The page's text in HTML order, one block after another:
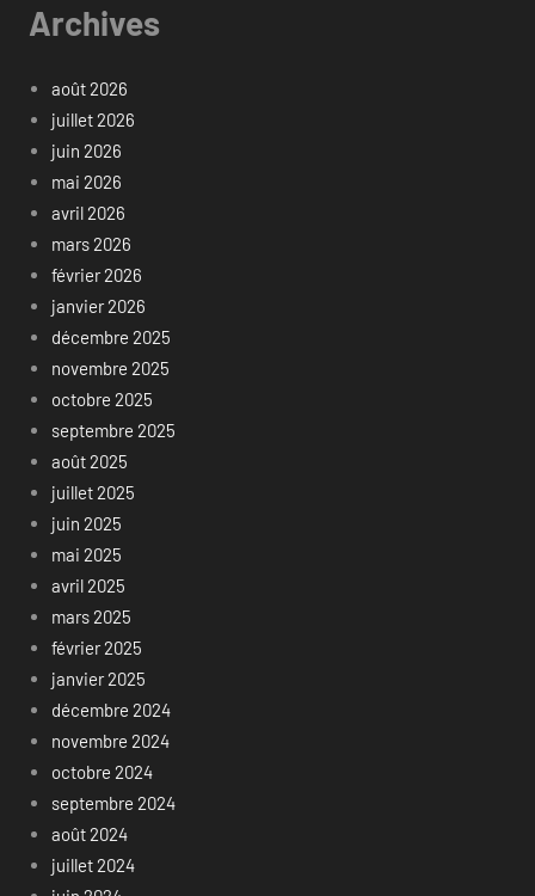
Archives
août 2026
juillet 2026
juin 2026
mai 2026
avril 2026
mars 2026
février 2026
janvier 2026
décembre 2025
novembre 2025
octobre 2025
septembre 2025
août 2025
juillet 2025
juin 2025
mai 2025
avril 2025
mars 2025
février 2025
janvier 2025
décembre 2024
novembre 2024
octobre 2024
septembre 2024
août 2024
juillet 2024